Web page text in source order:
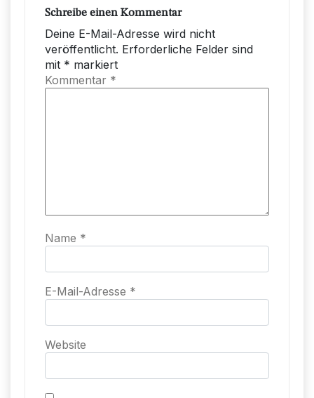
Schreibe einen Kommentar
Deine E-Mail-Adresse wird nicht
veröffentlicht. Erforderliche Felder sind
mit * markiert
Kommentar *
Name *
E-Mail-Adresse *
Website